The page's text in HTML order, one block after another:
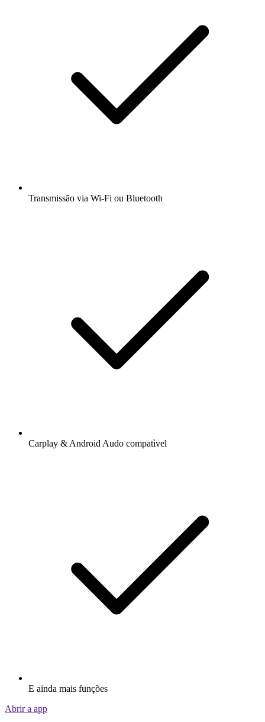
Transmissão via Wi-Fi ou Bluetooth
Carplay & Android Audo compatìvel
E ainda mais funções
Abrir a app